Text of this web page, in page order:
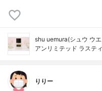
shu uemura(シュウ ウ
アンリミテッド ラステ
りりー